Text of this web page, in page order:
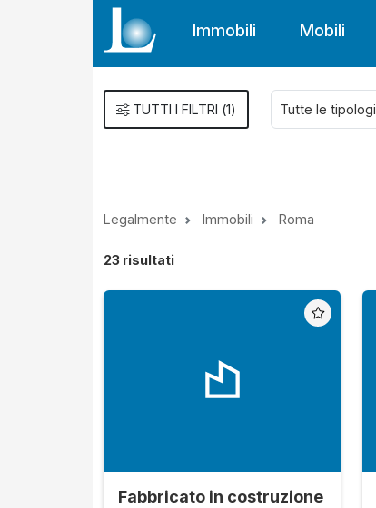
Immobili Mobili
TUTTI I FILTRI (1)
Legalmente Immobili Roma
23 risultati
Fabbricato in costruzione